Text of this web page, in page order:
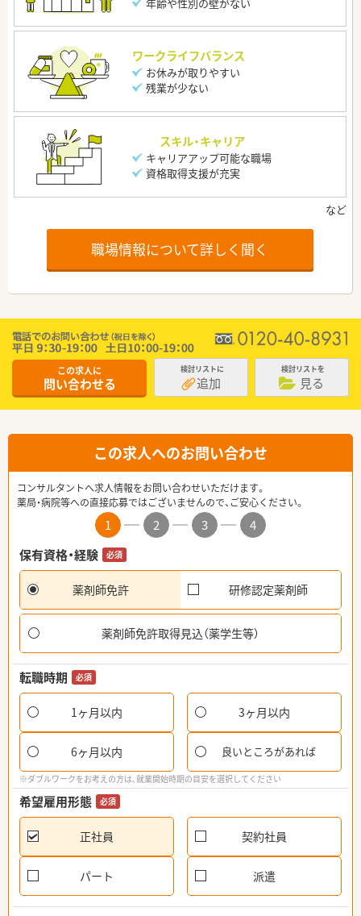
ワークライフバランス
お休みが取りやすい
残業が少ない
スキル・キャリア
キャリアアップ可能な職場
資格取得支援が充実
職場情報について詳しく聞く
この求人に
問い合わせる
検討リストに
追加
検討リストを
見る
この求人へのお問い合わせ
コンサルタントへ求人情報をお問い合わせいただけます。
薬局・病院等への直接応募ではございませんので、ご安心ください。
1 2 3
4
保有資格・経験
必須
薬剤師免許 研修認定薬剤師
薬剤師免許取得見込（薬学生等）
転職時期 必須
1ヶ月以内 3ヶ月以内
6ヶ月以内 良いところがあれば
※ダブルワークをお考えの方は、就業開始時期の目安を選択してください
希望雇用形態 必須
正社員 契約社員
パート 派遣